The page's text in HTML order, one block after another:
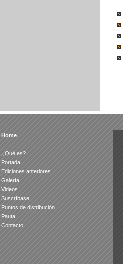
Home
¿Qué es?
Portada
Ediciones anteriores
Galería
Videos
Suscríbase
Puntos de distribución
Pauta
Contacto